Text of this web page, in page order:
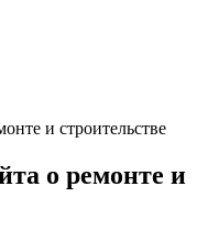
и строительстве
о ремонте и